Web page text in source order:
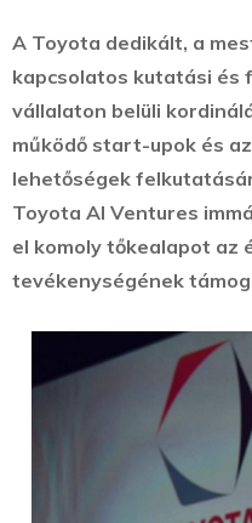
A Toyota dedikált, a
kapcsolatos kutatási és
vállalaton belüli
működő start-upok és
lehetőségek
Toyota AI Ventures
el komoly tőkealapot
tevékenységének